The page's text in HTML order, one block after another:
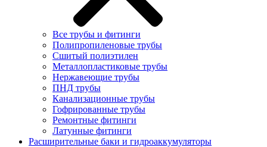
Все трубы и фитинги
Полипропиленовые трубы
Сшитый полиэтилен
Металлопластиковые трубы
Нержавеющие трубы
ПНД трубы
Канализационные трубы
Гофрированные трубы
Ремонтные фитинги
Латунные фитинги
Расширительные баки и гидроаккумуляторы